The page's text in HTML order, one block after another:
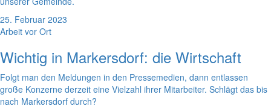
25. Februar 2023
Arbeit vor Ort
Wichtig in Markersdorf: die Wirtschaft
Folgt man den Meldungen in den Pressemedien, dann entlassen
große Konzerne derzeit eine Vielzahl ihrer Mitarbeiter. Schlägt das bis
nach Markersdorf durch?